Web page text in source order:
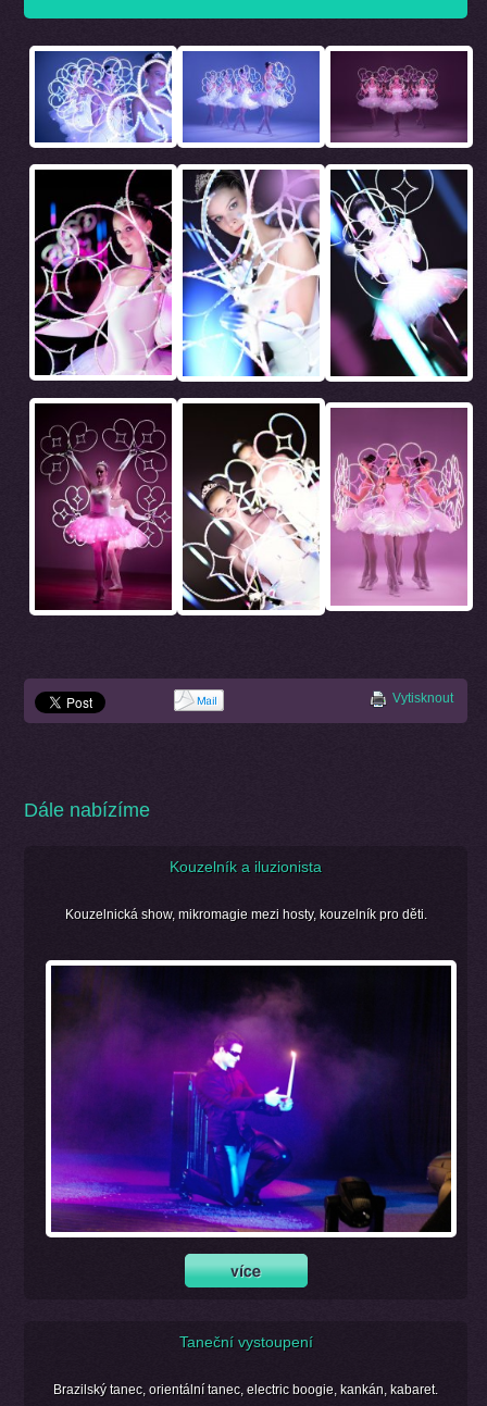
Vytisknout
Dále nabízíme
Kouzelník a iluzionista
Kouzelnická show, mikromagie mezi hosty, kouzelník pro děti.
Taneční vystoupení
Brazilský tanec, orientální tanec, electric boogie, kankán, kabaret.